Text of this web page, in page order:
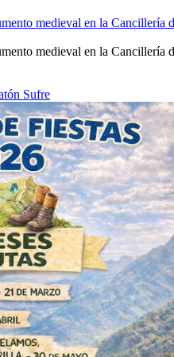
medieval en la Cancillería
medieval en la Cancillería
Sufre